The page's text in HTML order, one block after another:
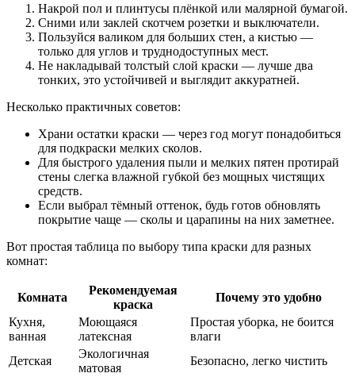
Накрой пол и плинтусы плёнкой или малярной бумагой.
Сними или заклей скотчем розетки и выключатели.
Пользуйся валиком для больших стен, а кистью —
только для углов и труднодоступных мест.
Не накладывай толстый слой краски — лучше два
тонких, это устойчивей и выглядит аккуратней.
Несколько практичных советов:
Храни остатки краски — через год могут понадобиться
для подкраски мелких сколов.
Для быстрого удаления пыли и мелких пятен протирай
стены слегка влажной губкой без мощных чистящих
средств.
Если выбрал тёмный оттенок, будь готов обновлять
покрытие чаще — сколы и царапины на них заметнее.
Вот простая таблица по выбору типа краски для разных
комнат:
Комната
Рекомендуемая
краска
Почему это удобно
Кухня,
ванная
Моющаяся
латексная
Простая уборка, не боится
влаги
Детская
Экологичная
матовая
Безопасно, легко чистить